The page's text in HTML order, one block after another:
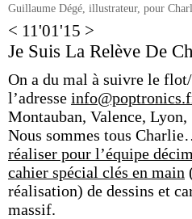
Guillaume Dégé, illustrateur, pour
< 11'01'15 >
Je Suis La Relève De
On a du mal à suivre le
l’adresse
Montauban, Valence,
Nous sommes tous
réaliser pour l’équipe
cahier spécial clés en main
réalisation) de dessins et
massif.